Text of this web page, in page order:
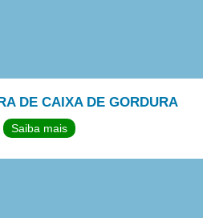
DE CAIXA DE GORDURA
Saiba mais